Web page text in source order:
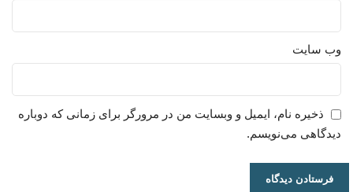
وب‌ سایت
ذخیره نام، ایمیل و وبسایت من در مرورگر برای زمانی که دوباره
دیدگاهی می‌نویسم.